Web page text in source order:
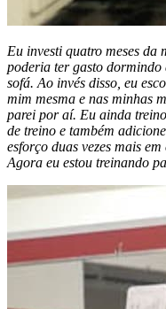
Eu investi quatro meses da
poderia ter gasto dormindo
sofá. Ao invés disso, eu
mim mesma e nas minhas
parei por aí. Eu ainda
de treino e também
esforço duas vezes mais
Agora eu estou treinando